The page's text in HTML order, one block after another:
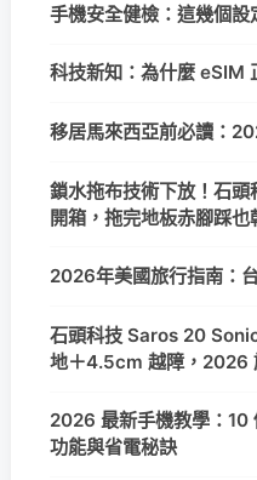
手機安全健檢：這幾個設
科技新知：為什麼 eSIM
移居馬來西亞前必讀：
鎖水拖布技術下放！石
開箱，拖完地板赤腳踩也
2026年美國旅行指南：
石頭科技 Saros 20
地＋4.5cm 越障，2026
2026 最新手機教學：
功能與省電秘訣